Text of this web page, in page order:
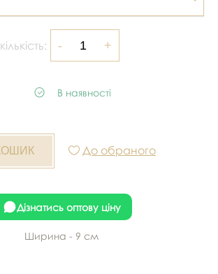
кількість:
В наявності
До обраного
Дізнатись оптову ціну
Ширина - 9 см